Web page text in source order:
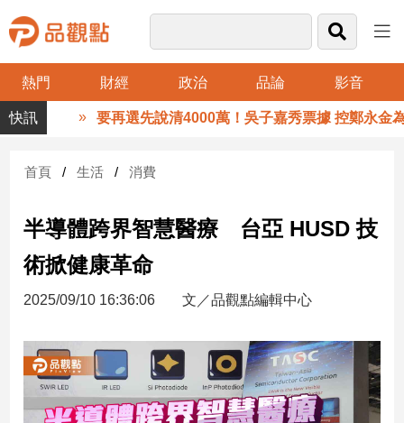
熱門 財經 政治 品論 影音
品
觀
財
台
財
新
產
經/
股
市
要再選先說清4000萬！吳子嘉秀票據 控鄭永金為鄭
首頁 生活 消費
半導體跨界智慧醫療 台亞 HUSD 技
術掀健康革命
2025/09/10 16:36:06 文／品觀點編輯中心